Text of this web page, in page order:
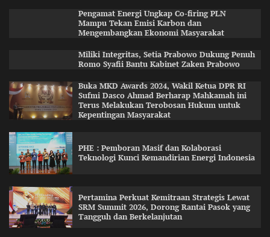
Pengamat Energi Ungkap Co-firing PLN
Mampu Tekan Emisi Karbon dan
Mengembangkan Ekonomi Masyarakat
Miliki Integritas, Setia Prabowo Dukung Penuh
Romo Syafii Bantu Kabinet Zaken Prabowo
Buka MKD Awards 2024, Wakil Ketua DPR RI
Sufmi Dasco Ahmad Berharap Mahkamah ini
Terus Melakukan Terobosan Hukum untuk
Kepentingan Masyarakat
PHE : Pemboran Masif dan Kolaborasi
Teknologi Kunci Kemandirian Energi Indonesia
Pertamina Perkuat Kemitraan Strategis Lewat
SRM Summit 2026, Dorong Rantai Pasok yang
Tangguh dan Berkelanjutan